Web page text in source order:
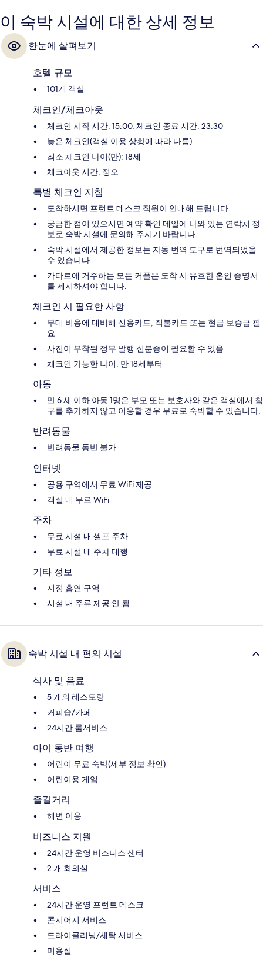
이 숙박 시설에 대한 상세 정보
한눈에 살펴보기
호텔 규모
101개 객실
체크인/체크아웃
체크인 시작 시간: 15:00, 체크인 종료 시간: 23:30
늦은 체크인(객실 이용 상황에 따라 다름)
최소 체크인 나이(만): 18세
체크아웃 시간: 정오
특별 체크인 지침
도착하시면 프런트 데스크 직원이 안내해 드립니다.
궁금한 점이 있으시면 예약 확인 메일에 나와 있는 연락처 정
보로 숙박 시설에 문의해 주시기 바랍니다.
숙박 시설에서 제공한 정보는 자동 번역 도구로 번역되었을
수 있습니다.
카타르에 거주하는 모든 커플은 도착 시 유효한 혼인 증명서
를 제시하셔야 합니다.
체크인 시 필요한 사항
부대 비용에 대비해 신용카드, 직불카드 또는 현금 보증금 필
요
사진이 부착된 정부 발행 신분증이 필요할 수 있음
체크인 가능한 나이: 만 18세부터
아동
만 6 세 이하 아동 1명은 부모 또는 보호자와 같은 객실에서 침
구를 추가하지 않고 이용할 경우 무료로 숙박할 수 있습니다.
반려동물
반려동물 동반 불가
인터넷
공용 구역에서 무료 WiFi 제공
객실 내 무료 WiFi
주차
무료 시설 내 셀프 주차
무료 시설 내 주차 대행
기타 정보
지정 흡연 구역
시설 내 주류 제공 안 됨
숙박 시설 내 편의 시설
식사 및 음료
5 개의 레스토랑
커피숍/카페
24시간 룸서비스
아이 동반 여행
어린이 무료 숙박(세부 정보 확인)
어린이용 게임
즐길거리
해변 이용
비즈니스 지원
24시간 운영 비즈니스 센터
2 개 회의실
서비스
24시간 운영 프런트 데스크
콘시어지 서비스
드라이클리닝/세탁 서비스
미용실